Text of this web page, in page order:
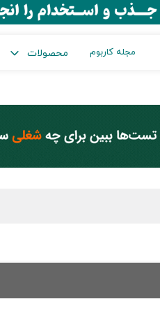
مجله کاربوم محصولات